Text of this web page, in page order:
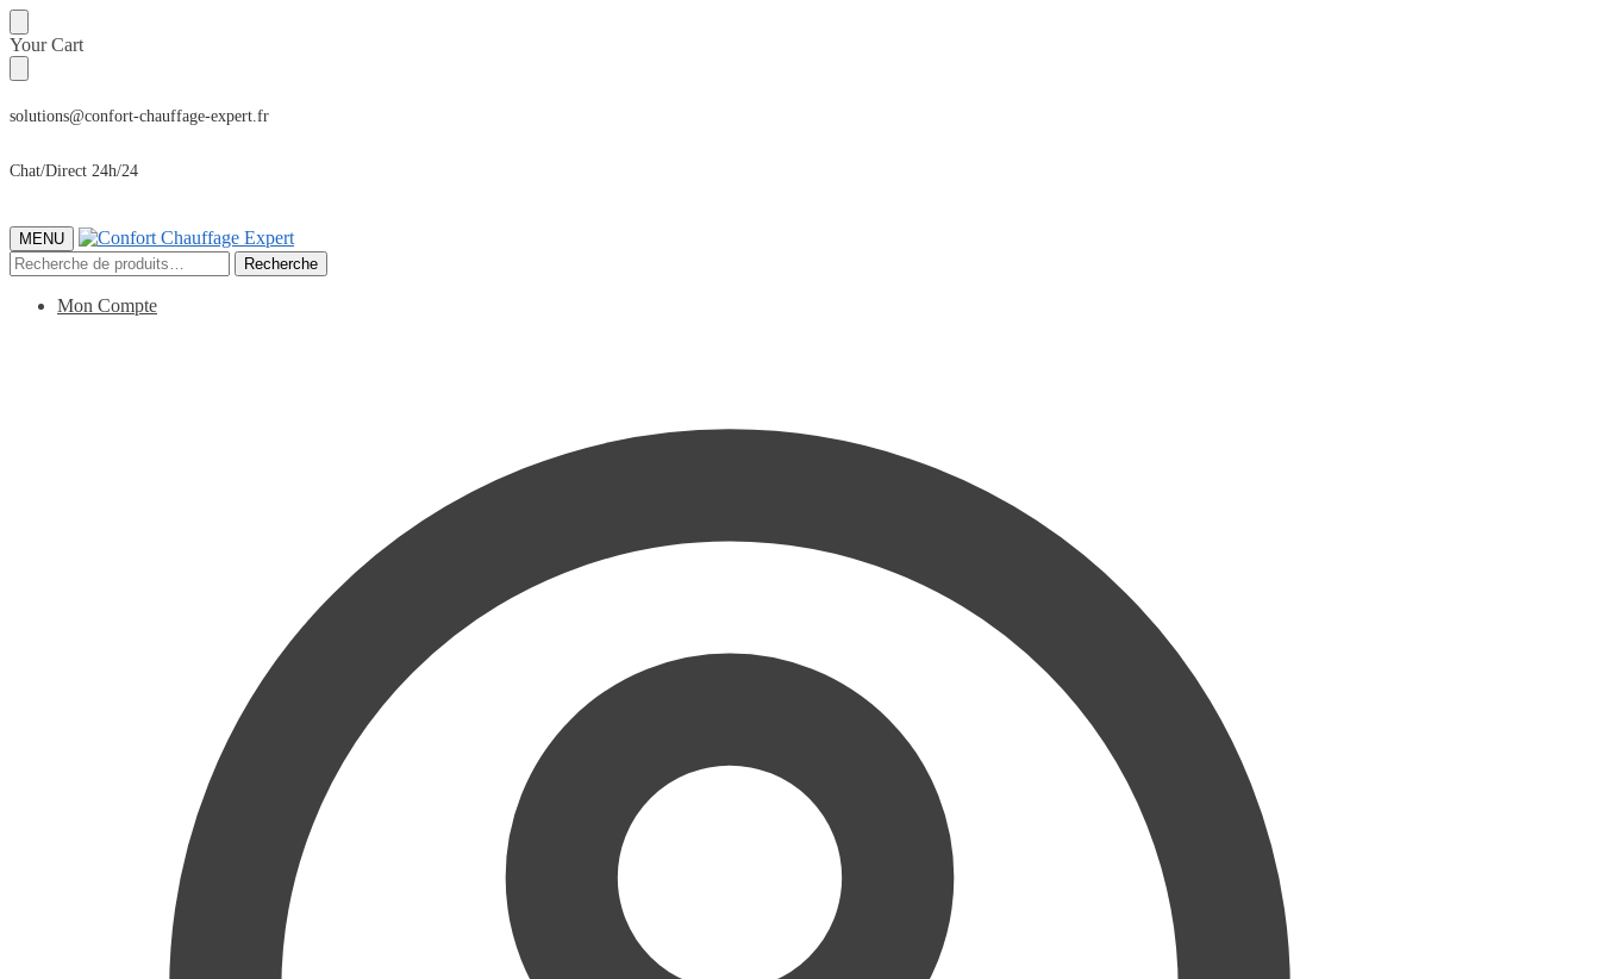
Sauter
à
la
navigation
Skip
to
content
Your Cart
solutions@confort-chauffage-expert.fr
Chat/Direct 24h/24
MENU
Recherche
pour :
Recherche
Mon Compte